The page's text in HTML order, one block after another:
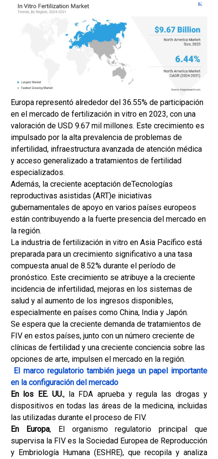
Europa representó alrededor del 36.55% de participación
en el mercado de fertilización in vitro en 2023, con una
valoración de USD 9.67 mil millones. Este crecimiento es
impulsado por la alta prevalencia de problemas de
infertilidad, infraestructura avanzada de atención médica
y acceso generalizado a tratamientos de fertilidad
especializados.
Además, la creciente aceptación deTecnologías
reproductivas asistidas (ART)e iniciativas
gubernamentales de apoyo en varios países europeos
están contribuyendo a la fuerte presencia del mercado en
la región.
La industria de fertilización in vitro en Asia Pacífico está
preparada para un crecimiento significativo a una tasa
compuesta anual de 8.52% durante el período de
pronóstico. Este crecimiento se atribuye a la creciente
incidencia de infertilidad, mejoras en los sistemas de
salud y al aumento de los ingresos disponibles,
especialmente en países como China, India y Japón.
Se espera que la creciente demanda de tratamientos de
FIV en estos países, junto con un número creciente de
clínicas de fertilidad y una creciente conciencia sobre las
opciones de arte, impulsen el mercado en la región.
El marco regulatorio también juega un papel importante
en la configuración del mercado
En los EE. UU., la FDA aprueba y regula las drogas y
dispositivos en todas las áreas de la medicina, incluidas
las utilizadas durante el proceso de FIV.
En Europa, El organismo regulatorio principal que
supervisa la FIV es la Sociedad Europea de Reproducción
y Embriología Humana (ESHRE), que recopila y analiza